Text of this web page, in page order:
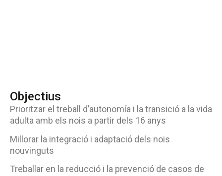
Objectius
Prioritzar el treball d’autonomía i la transició a la vida
adulta amb els nois a partir dels 16 anys
Millorar la integració i adaptació dels nois
nouvinguts
Treballar en la reducció i la prevenció de casos de